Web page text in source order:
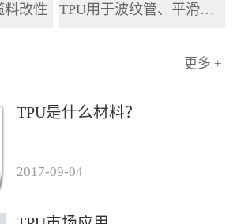
料改性 TPU用于波纹管、平滑管、全塑管等软管
更多 +
TPU是什么材料？
2017-09-04